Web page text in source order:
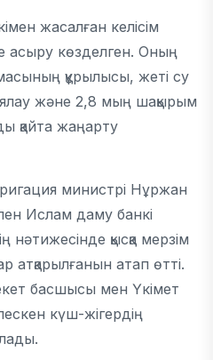
жасалған келісім
асыру көзделген. Оның
құрылысы, жеті су
және 2,8 мың шақырым
қайта жаңарту
министрі Нұржан
Ислам даму банкі
нәтижесінде қысқа мерзім
атқарылғанын атап өтті.
басшысы мен Үкімет
күш-жігердің